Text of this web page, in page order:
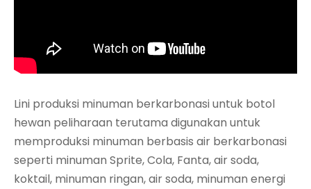
Lini produksi minuman berkarbonasi untuk botol
hewan peliharaan terutama digunakan untuk
memproduksi minuman berbasis air berkarbonasi
seperti minuman Sprite, Cola, Fanta, air soda,
koktail, minuman ringan, air soda, minuman energi